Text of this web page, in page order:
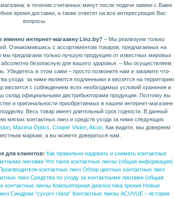
в течение считанных минут после подачи заявки с Вами
время доставки, а также ответят на все интересующие Вас
вопросы.
именно интернет-магазину Linz.by? – Мы реализуем только
Ознакомившись с ассортиментом товаров, предлагаемых на
предлагаем только лучшую продукцию от известных мировых
абсолютно безопасную для вашего здоровья. – Мы осуществляем
Убедитесь в этом сами – просто позвоните нам и закажите что-
ухода за ними являются подлинными и ввозятся на территорию
ввозится с соблюдением всех необходимых условий хранения и
склад официальными дистрибьюторами продукции. Поэтому вы
и оригинальности приобретаемых в нашем интернет-магазине
Весь товар имеет длительный срок годности. В данный
мягких контактных линз и средств ухода за ними следующих
, Maxima Optics, Cooper Vision, Alcon. Как видите, мы доверяем
маркам, а вы можете довериться нам.
для клиентов: Как правильно надевать и снимать контактные
линзами Что такое контактные линзы (общая информация)
Производители контактных линз Обзор цветных контактных линз
линз Средства по уходу за контактными линзами (общая
контактные линзы Компьютерная диагностика зрения Новые
Синдром “сухого глаза” Контактные линзы ACUVUE – история